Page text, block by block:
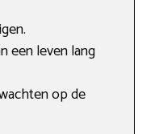
een leven lang
op de